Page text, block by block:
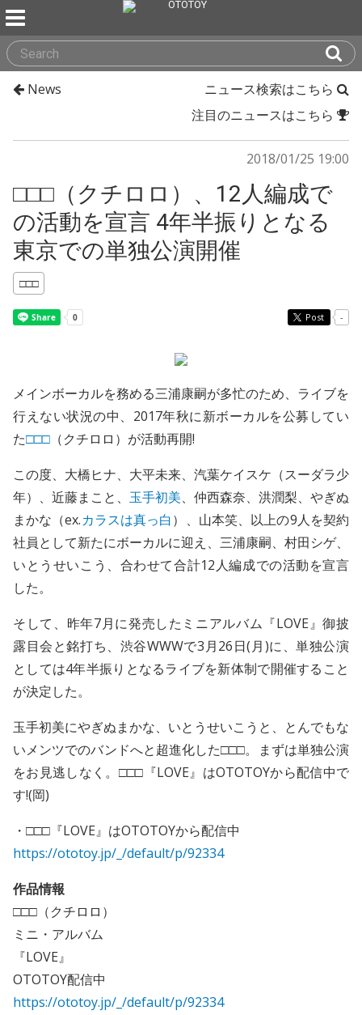
News
ニュース検索はこちら
注目のニュースはこちら
2018/01/25 19:00
□□□（クチロロ）、12人編成で
の活動を宣言 4年半振りとなる
東京での単独公演開催
□□□
Post -
メインボーカルを務める三浦康嗣が多忙のため、ライブを
行えない状況の中、2017年秋に新ボーカルを公募してい
た□□□ （クチロロ）が活動再開!
この度、大橋ヒナ、大平未来、汽葉ケイスケ（スーダラ少
年）、近藤まこと、 玉手初美、仲西森奈、洪潤梨、やぎぬ
まかな（ex.カラスは真っ白）、山本笑、以上の9人を契約
社員として新たにボーカルに迎え、三浦康嗣、村田シゲ、
いとうせいこう、合わせて合計12人編成での活動を宣言
した。
そして、昨年7月に発売したミニアルバム『LOVE』御披
露目会と銘打ち、渋谷WWWで3月26日(月)に、単独公演
としては4年半振りとなるライブを新体制で開催すること
が決定した。
玉手初美にやぎぬまかな、いとうせいこうと、とんでもな
いメンツでのバンドへと超進化した□□□。まずは単独公演
をお見逃しなく。□□□『LOVE』はOTOTOYから配信中で
す!(岡)
・□□□『LOVE』はOTOTOYから配信中
https://ototoy.jp/_/default/p/92334
作品情報
□□□（クチロロ）
ミニ・アルバム
『LOVE』
OTOTOY配信中
https://ototoy.jp/_/default/p/92334